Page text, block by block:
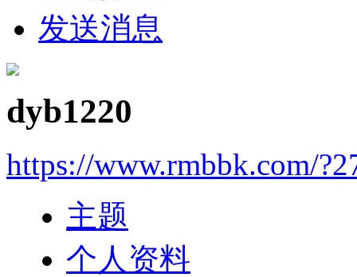
发送消息
dyb1220
https://www.rmbbk.com/
主题
个人资料